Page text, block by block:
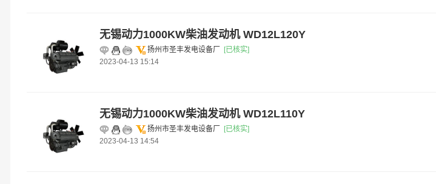
无锡动力1000KW柴油发动机 WD12L120Y
扬州市圣丰发电设备厂
[已核实]
2023-04-13 15:14
无锡动力1000KW柴油发动机 WD12L110Y
扬州市圣丰发电设备厂
[已核实]
2023-04-13 14:54